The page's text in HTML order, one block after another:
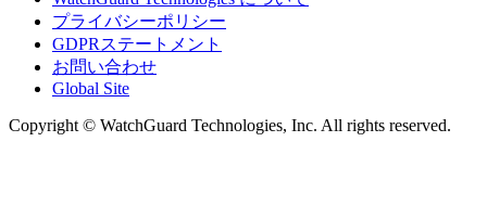
プライバシーポリシー
GDPRステートメント
お問い合わせ
Global Site
Copyright © WatchGuard Technologies, Inc. All rights reserved.